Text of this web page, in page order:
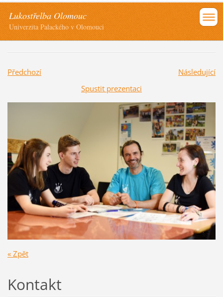
Lukostřelba Olomouc
Univerzita Palackého v Olomouci
Předchozí
Následující
Spustit prezentaci
« Zpět
Kontakt